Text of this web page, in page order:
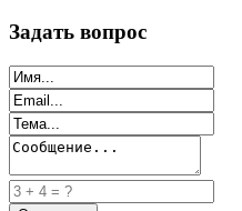
Задать вопрос